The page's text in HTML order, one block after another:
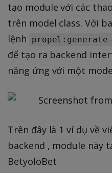
tạo module với các
trên model class. Với
lệnh
propel:generate-
để tạo ra backend
năng ứng với một
Trên đây là 1 ví dụ về
backend , module này
BetyoloBet